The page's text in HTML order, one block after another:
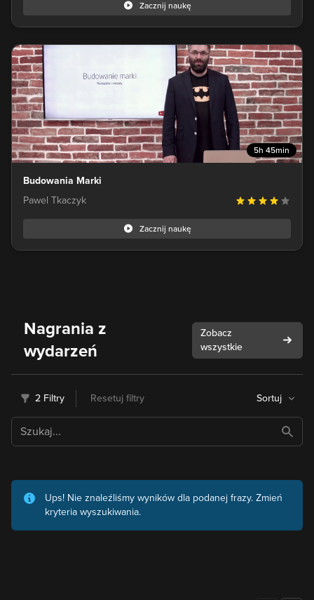
Zacznij naukę
5h 45min
Budowania Marki
Pawel Tkaczyk
Zacznij naukę
Nagrania z
wydarzeń
Zobacz
wszystkie
2 Filtry Sortuj
Resetuj filtry
Ups! Nie znaleźliśmy wyników dla podanej frazy. Zmień
kryteria wyszukiwania.